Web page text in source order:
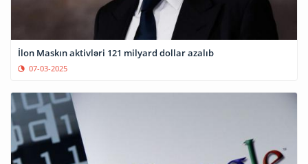
İlon Maskın aktivləri 121 milyard dollar azalıb
07-03-2025